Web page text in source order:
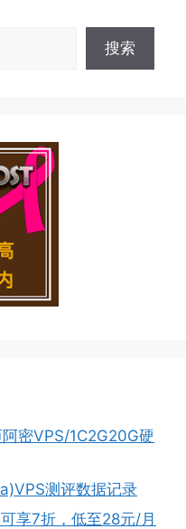
搜索
密VPS/1C2G20G硬
测评数据记录
享7折，低至28元/月